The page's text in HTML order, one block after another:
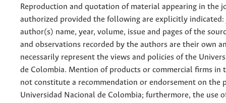
Reproduction and quotation of material appearing in the
authorized provided the following are explicitly indicated:
author(s) name, year, volume, issue and pages of the
and observations recorded by the authors are their own
necessarily represent the views and policies of the
de Colombia. Mention of products or commercial firms in
not constitute a recommendation or endorsement on the
Universidad Nacional de Colombia; furthermore, the use